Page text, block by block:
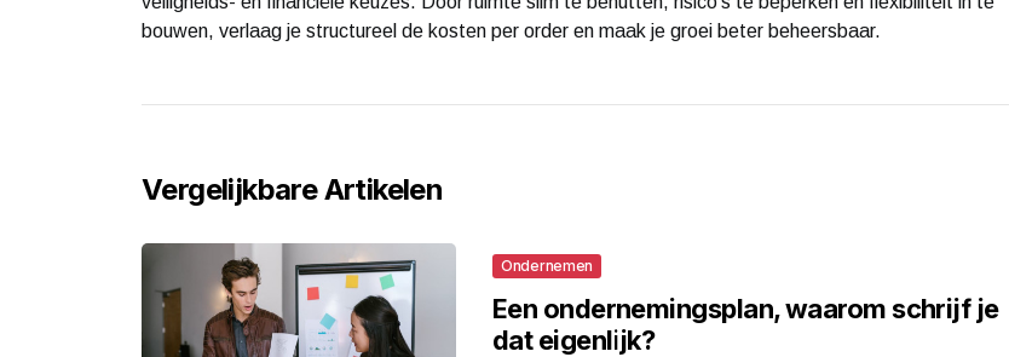
bouwen, verlaag je structureel de kosten per order en maak je groei beter beheersbaar.
Vergelijkbare Artikelen
Ondernemen
Een ondernemingsplan, waarom schrijf je
dat eigenlijk?